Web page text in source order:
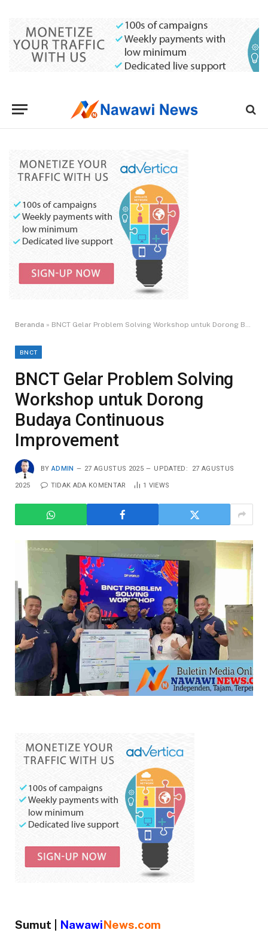
Beranda » BNCT Gelar Problem Solving Workshop untuk Dorong Budaya Continuous Improvement
BNCT
BNCT Gelar Problem Solving
Workshop untuk Dorong
Budaya Continuous
Improvement
BY ADMIN 27 AGUSTUS 2025 UPDATED: 27 AGUSTUS
2025 TIDAK ADA KOMENTAR 1 VIEWS
Sumut | NawawiNews.com